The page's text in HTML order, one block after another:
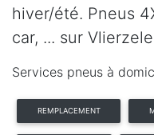
hiver/été. Pneus
car, ... sur
Services pneus à
REMPLACEMENT